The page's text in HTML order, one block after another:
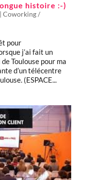
histoire :-)
Coworking /
pour
j’ai fait un
Toulouse pour ma
d’un télécentre
(ESPACE...